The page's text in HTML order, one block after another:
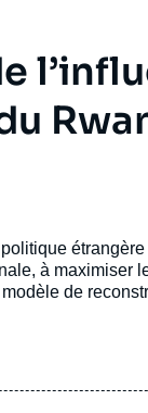
à maximiser
de